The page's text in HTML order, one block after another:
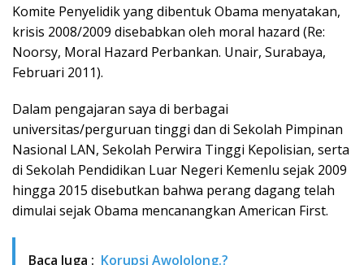
Komite Penyelidik yang dibentuk Obama menyatakan,
krisis 2008/2009 disebabkan oleh moral hazard (Re:
Noorsy, Moral Hazard Perbankan. Unair, Surabaya,
Februari 2011).
Dalam pengajaran saya di berbagai
universitas/perguruan tinggi dan di Sekolah Pimpinan
Nasional LAN, Sekolah Perwira Tinggi Kepolisian, serta
di Sekolah Pendidikan Luar Negeri Kemenlu sejak 2009
hingga 2015 disebutkan bahwa perang dagang telah
dimulai sejak Obama mencanangkan American First.
Baca Juga : Korupsi Awololong.?